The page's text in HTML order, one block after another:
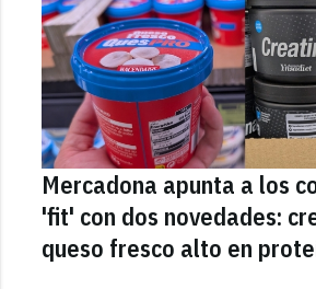
Mercadona apunta a los
'fit' con dos novedades:
queso fresco alto en